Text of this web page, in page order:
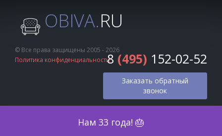
Нам 33 года! 🎂
OBIVA.RU
© Все права защищены 2005 - 2026
Политика конфиденциальности8 (495) 152-02-52
Заказать обратный
звонок